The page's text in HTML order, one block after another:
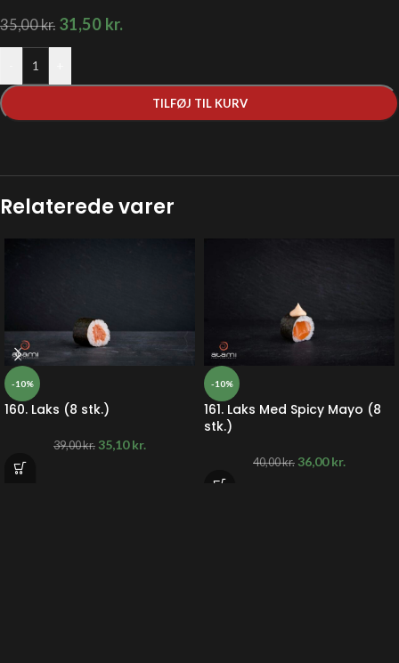
35,00kr. 31,50 kr.
TILFØJ TIL KURV
Relaterede varer
-10%
160. Laks (8 stk.)
39,00kr. 35,10kr.
-10%
161. Laks Med Spicy Mayo (8
stk.)
40,00kr. 36,00kr.